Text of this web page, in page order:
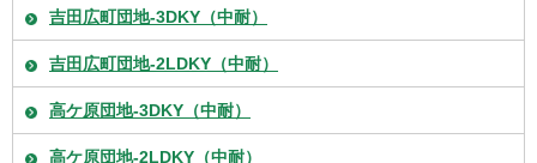
吉田広町団地-3DKY（中耐）
吉田広町団地-2LDKY（中耐）
高ケ原団地-3DKY（中耐）
高ケ原団地-2LDKY（中耐）